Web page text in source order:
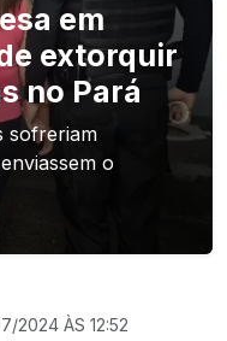
em
extorquir
no Pará
sofreriam
o
2024 ÀS 12:52